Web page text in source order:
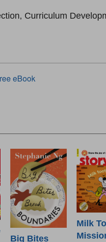
Curriculum
eBook
Big Bites
Milk